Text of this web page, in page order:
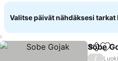
Valitse päivät nähdäksesi tarkat
Jaa
Sobe
/